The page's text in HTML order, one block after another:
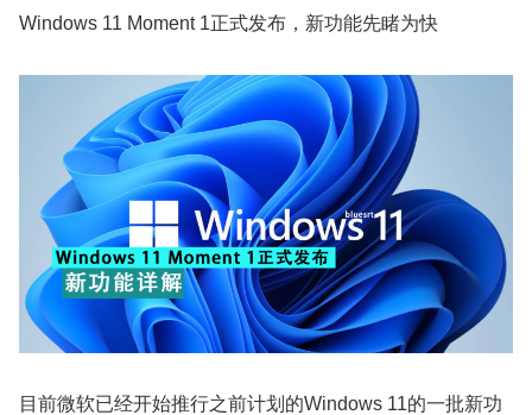
Windows 11 Moment 1正式发布，新功能先睹为快
目前微软已经开始推行之前计划的Windows 11的一批新功